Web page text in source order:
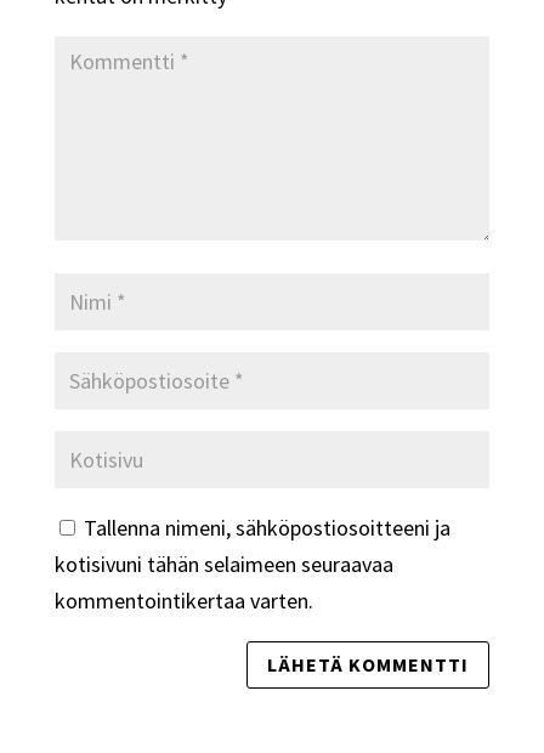
Tallenna nimeni, sähköpostiosoitteeni ja
kotisivuni tähän selaimeen seuraavaa
kommentointikertaa varten.